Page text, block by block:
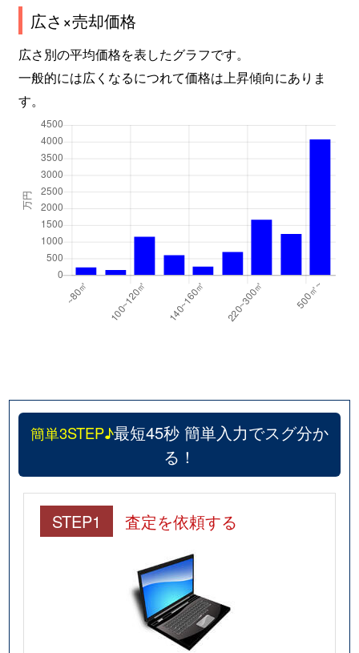
広さ×売却価格
広さ別の平均価格を表したグラフです。
一般的には広くなるにつれて価格は上昇傾向にありま
す。
簡単3STEP♪最短45秒 簡単入力でスグ分か
る！
STEP1 査定を依頼する